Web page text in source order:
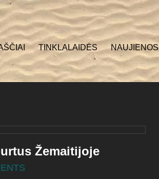
TINKLALAIDĖS NAUJIENOS
Žemaitijoje